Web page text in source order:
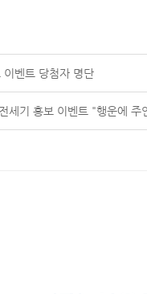
이벤트 당첨자 명단
세기 홍보 이벤트 "행운에 주